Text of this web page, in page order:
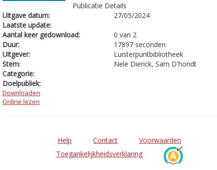
Publicatie Details
Uitgave datum:
27/05/2024
Laatste update:
Aantal keer gedownload:
0 van 2
Duur:
17897 seconden
Uitgever:
Luisterpuntbibliotheek
Stem:
Nele Dierick, Sam D'hondt
Categorie:
Doelpubliek:
Downloaden
Online lezen
Help Contact
Voorwaarden
Toegankelijkheidsverklaring